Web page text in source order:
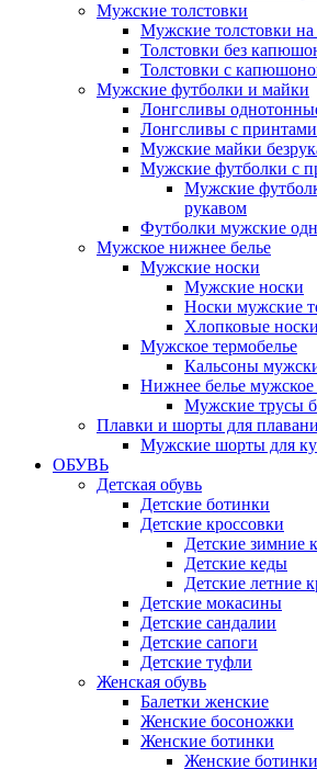
Мужские толстовки
Мужские толстовки
Толстовки без
Толстовки с
Мужские футболки и майки
Лонгсливы
Лонгсливы с
Мужские майки
Мужские футболки с
Мужские
рукавом
Футболки мужские
Мужское нижнее белье
Мужские носки
Мужские носки
Носки мужские
Хлопковые
Мужское термобелье
Кальсоны
Нижнее белье мужское
Мужские трусы
Плавки и шорты для
Мужские шорты для
ОБУВЬ
Детская обувь
Детские ботинки
Детские кроссовки
Детские зимние
Детские кеды
Детские летние
Детские мокасины
Детские сандалии
Детские сапоги
Детские туфли
Женская обувь
Балетки женские
Женские босоножки
Женские ботинки
Женские